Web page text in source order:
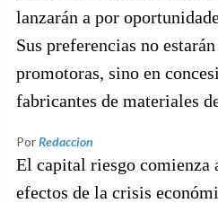
lanzarán a por
Sus preferencias no
promotoras, sino en
fabricantes de materiales
PorRedaccion
El capital riesgo comienza
efectos de la crisis